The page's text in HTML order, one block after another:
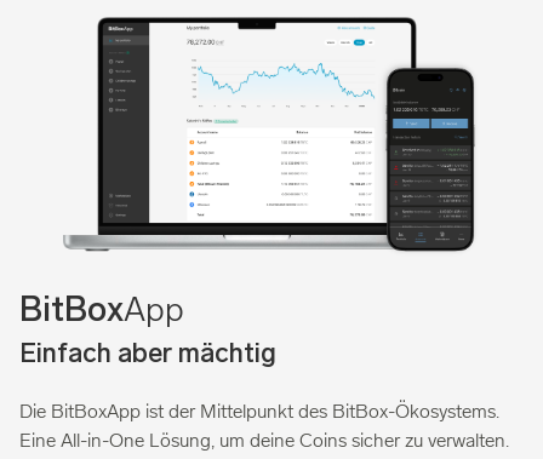
BitBoxApp
Einfach aber mächtig
Die BitBoxApp ist der Mittelpunkt des BitBox-Ökosystems.
Eine All-in-One Lösung, um deine Coins sicher zu verwalten.